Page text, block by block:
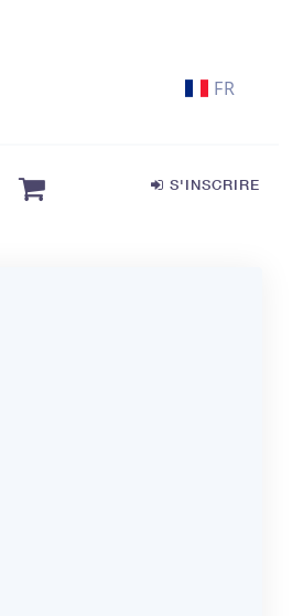
FR
S'INSCRIRE